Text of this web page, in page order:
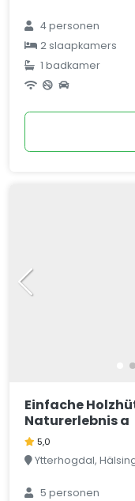
4personen
2slaapkamers
1 badkamer
Einfache
Naturerlebnis a
5,0
Ytterhogdal,
5 personen